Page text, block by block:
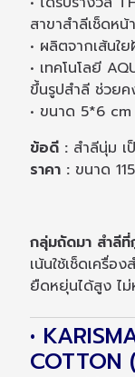
สาขาสำลีเช็ดห
• ผลิตจากเส้นใ
• เทคโนโลยี
ขึ้นรูปสำลี ช่วยค
• ขนาด 5*6 cm
ข้อดี : สำลีนุ่ม
ราคา : ขนาด
กลุ่มถัดมา สำลี
เน้นใช้เช็ดเครื่อ
ยืดหยุ่นได้สูง ไม่
•
COTTON